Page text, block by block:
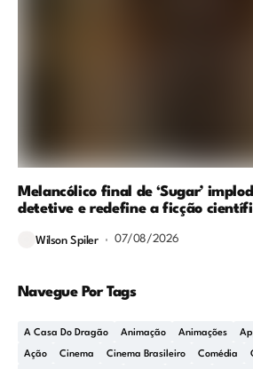
Melancólico final de ‘Sugar’
detetive e redefine a ficção
Wilson Spiler 07/08/2026
Navegue Por Tags
A Casa Do Dragão Animação Animações
Ação Cinema Cinema Brasileiro Comédia